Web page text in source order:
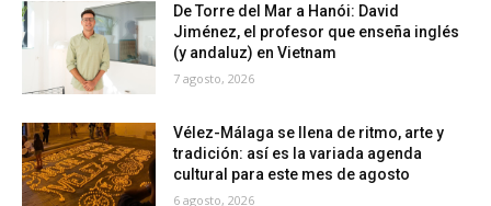
De Torre del Mar a Hanói: David
Jiménez, el profesor que enseña inglés
(y andaluz) en Vietnam
7 agosto, 2026
Vélez-Málaga se llena de ritmo, arte y
tradición: así es la variada agenda
cultural para este mes de agosto
6 agosto, 2026